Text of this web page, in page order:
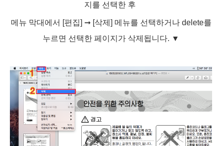
지를 선택한 후
메뉴 막대에서 [편집] ➞ [삭제] 메뉴를 선택하거나 delete를
누르면 선택한 페이지가 삭제됩니다. ▼